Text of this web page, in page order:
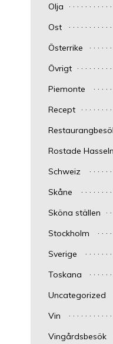
Olja
Ost
Österrike
Övrigt
Piemonte
Recept
Rostade
Schweiz
Skåne
Sköna ställen
Stockholm
Sverige
Toskana
Uncategorized
Vin
Vingårdsbesök